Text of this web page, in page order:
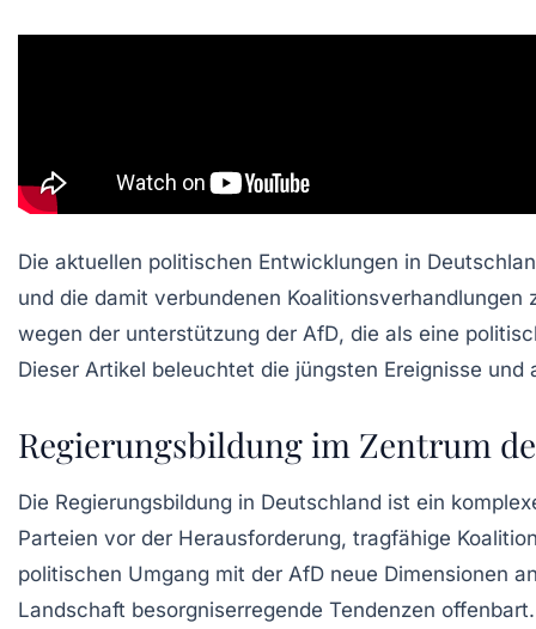
Die aktuellen politischen Entwicklungen in
und die damit verbundenen
wegen der unterstützung der AfD, die als eine
Dieser Artikel beleuchtet die jüngsten Ereignisse
Regierungsbildung im Zentrum
Die Regierungsbildung in Deutschland ist ein
Parteien vor der Herausforderung, tragfähige
politischen Umgang mit der AfD neue Dimensionen
Landschaft besorgniserregende Tendenzen offenbart.